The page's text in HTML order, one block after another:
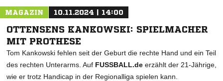
MAGAZIN 10.11.2024 | 14:00
OTTENSENS KANKOWSKI: SPIELMACHER
MIT PROTHESE
Tom Kankowski fehlen seit der Geburt die rechte Hand und ein Teil
des rechten Unterarms. Auf FUSSBALL.de erzählt der 21-Jährige,
wie er trotz Handicap in der Regionalliga spielen kann.